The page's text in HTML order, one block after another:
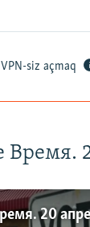
VPN-siz açmaq
Время.
20